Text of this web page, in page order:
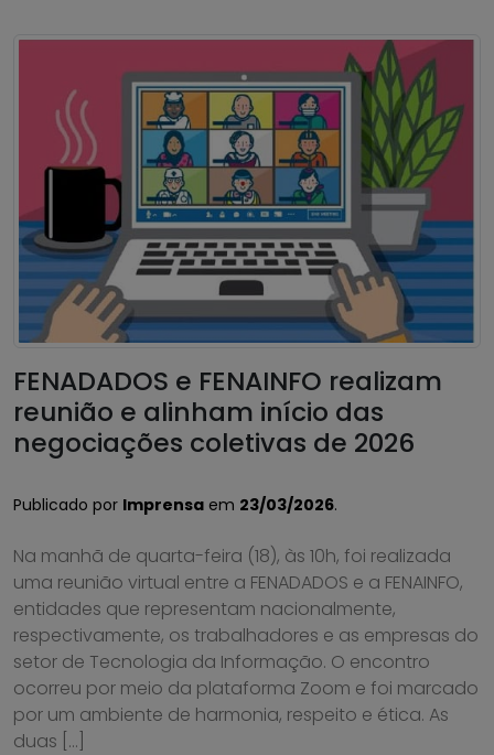
FENADADOS e FENAINFO realizam
reunião e alinham início das
negociações coletivas de 2026
Publicado por Imprensa em 23/03/2026.
Na manhã de quarta-feira (18), às 10h, foi realizada
uma reunião virtual entre a FENADADOS e a FENAINFO,
entidades que representam nacionalmente,
respectivamente, os trabalhadores e as empresas do
setor de Tecnologia da Informação. O encontro
ocorreu por meio da plataforma Zoom e foi marcado
por um ambiente de harmonia, respeito e ética. As
duas […]